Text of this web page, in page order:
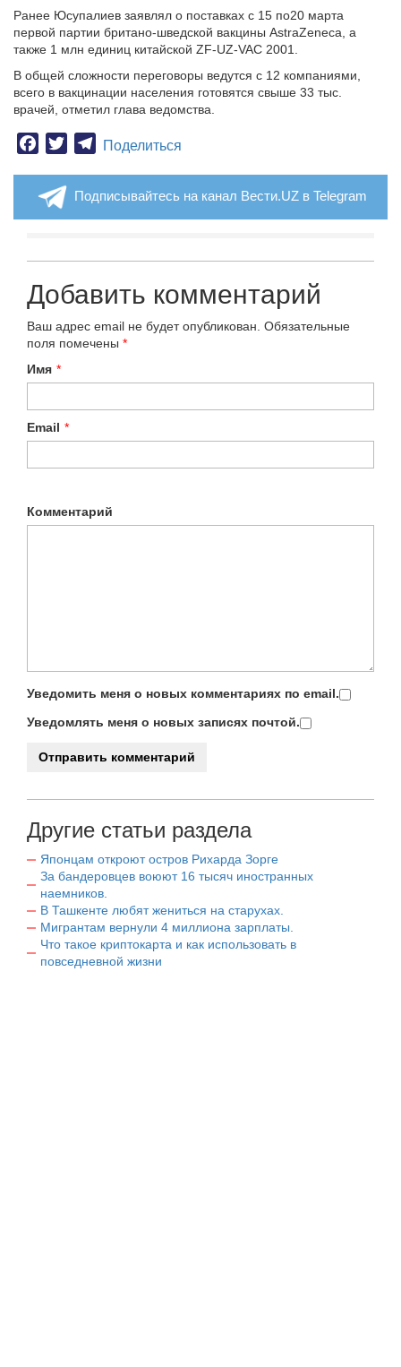
Ранее Юсупалиев заявлял о поставках с 15 по20 марта
первой партии британо-шведской вакцины AstraZeneca, а
также 1 млн единиц китайской ZF-UZ-VAС 2001.
В общей сложности переговоры ведутся с 12 компаниями,
всего в вакцинации населения готовятся свыше 33 тыс.
врачей, отметил глава ведомства.
Facebook
TwitterTelegram
Поделиться
Подписывайтесь на канал Вести.UZ в Telegram
Добавить комментарий
Ваш адрес email не будет опубликован. Обязательные
поля помечены *
Имя *
Email *
Комментарий
Уведомить меня о новых комментариях по email.
Уведомлять меня о новых записях почтой.
Другие статьи раздела
Японцам откроют остров Рихарда Зорге
За бандеровцев воюют 16 тысяч иностранных
наемников.
В Ташкенте любят жениться на старухах.
Мигрантам вернули 4 миллиона зарплаты.
Что такое криптокарта и как использовать в
повседневной жизни